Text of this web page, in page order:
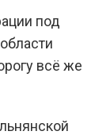
под
всё же